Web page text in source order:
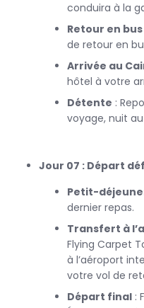
conduira à la
Retour en
de retour en
Arrivée au
hôtel à votre
Détente :
voyage, nuit
Jour 07 : Départ
Petit-
dernier repas.
Transfert à
Flying Carpet
à l’aéroport
votre vol de
Départ final :